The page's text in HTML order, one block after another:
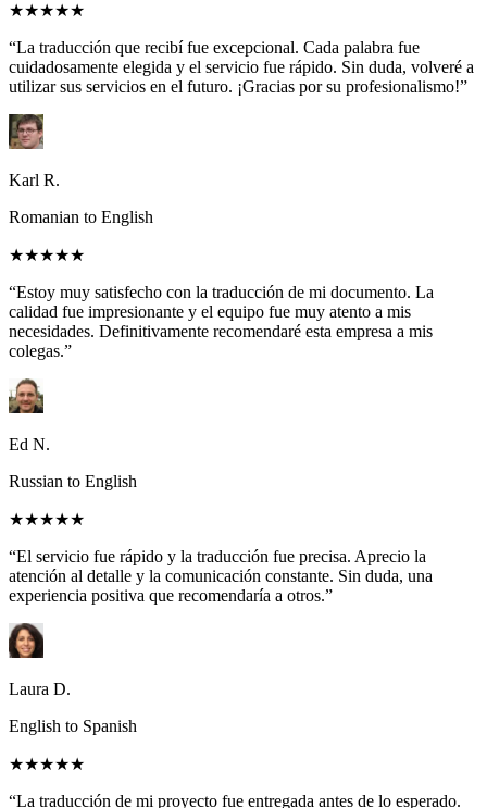
★★★★★
“La traducción que recibí fue excepcional. Cada palabra fue
cuidadosamente elegida y el servicio fue rápido. Sin duda, volveré a
utilizar sus servicios en el futuro. ¡Gracias por su profesionalismo!”
Karl R.
Romanian to English
★★★★★
“Estoy muy satisfecho con la traducción de mi documento. La
calidad fue impresionante y el equipo fue muy atento a mis
necesidades. Definitivamente recomendaré esta empresa a mis
colegas.”
Ed N.
Russian to English
★★★★★
“El servicio fue rápido y la traducción fue precisa. Aprecio la
atención al detalle y la comunicación constante. Sin duda, una
experiencia positiva que recomendaría a otros.”
Laura D.
English to Spanish
★★★★★
“La traducción de mi proyecto fue entregada antes de lo esperado.